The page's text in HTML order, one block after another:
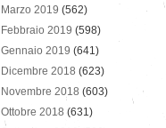
Marzo 2019 (562)
Febbraio 2019 (598)
Gennaio 2019 (641)
Dicembre 2018 (623)
Novembre 2018 (603)
Ottobre 2018 (631)